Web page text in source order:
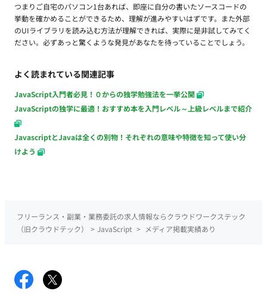
つまりご自宅のパソコン1台あれば、即座に自分の書いたソースコードの
挙動を確かめることができるため、理解が進みやすいはずです。また外部
のUIライブラリを読み込む方法が理解できれば、実際に是非試してみてく
ださい。必ずあっと驚くような発見があなたを待っていることでしょう。
よく読まれている関連記事
JavaScript入門者必見！０からの独学勉強法を一挙公開
JavaScriptの独学に最適！おすすめ本を入門レベル～上級レベルまで紹介
JavascriptとJavaは全くの別物！それぞれの意味や特徴を知って使い分
けよう
フリーランス・副業・業務委託の求人情報ならクラウドワークステック
（旧クラウドテック）
> JavaScript > メディア掲載実績あり